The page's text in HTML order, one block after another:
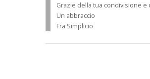
Grazie della tua condivisione e
Un abbraccio
Fra Simplicio